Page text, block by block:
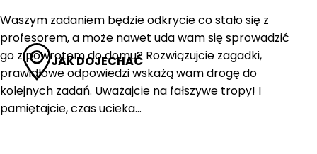
JAK DOJECHAĆ
Waszym zadaniem będzie odkrycie co stało się z
profesorem, a może nawet uda wam się sprowadzić
go z powrotem do domu? Rozwiązujcie zagadki,
prawidłowe odpowiedzi wskażą wam drogę do
kolejnych zadań. Uważajcie na fałszywe tropy! I
pamiętajcie, czas ucieka…